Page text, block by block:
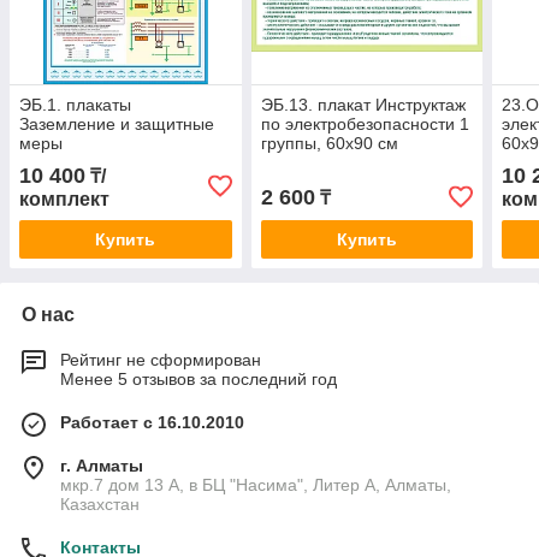
ЭБ.1. плакаты
Заземление и защитные
меры
электробезопасности в
электроустановках до
1000 В, 4 шт
10 400 ₸/
комплект
Купить
ЭБ.13. плакат Инструктаж
по электробезопасности 1
группы, 60х90 см
2 600₸
Купить
10
О нас
Рейтинг не сформирован
Менее 5 отзывов за последний год
Работает с 16.10.2010
г. Алматы
мкр.7 дом 13 А, в БЦ "Насима", Литер А, Алматы,
Казахстан
Контакты